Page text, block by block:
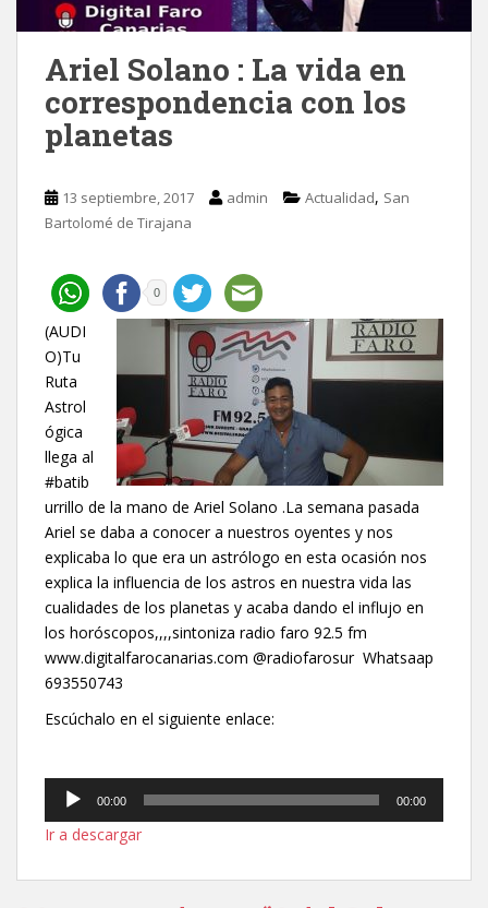
Ariel Solano : La vida en
correspondencia con los
planetas
13 septiembre, 2017 admin Actualidad, San
Bartolomé de Tirajana
0
(AUDI
O)Tu
Ruta
Astrol
ógica
llega al
#batib
urrillo de la mano de Ariel Solano .La semana pasada
Ariel se daba a conocer a nuestros oyentes y nos
explicaba lo que era un astrólogo en esta ocasión nos
explica la influencia de los astros en nuestra vida las
cualidades de los planetas y acaba dando el influjo en
los horóscopos,,,,sintoniza radio faro 92.5 fm
www.digitalfarocanarias.com @radiofarosur Whatsaap
693550743
Escúchalo en el siguiente enlace:
Reproductor
audio
00:00 00:00
Ir a descargar